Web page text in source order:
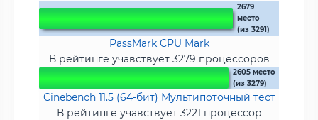
2679
место
(из 3291)
PassMark CPU Mark
В рейтинге учавствует 3279 процессоров
2605 место
(из 3279)
Cinebench 11.5 (64-бит) Мультипоточный тест
В рейтинге учавствует 3221 процессор